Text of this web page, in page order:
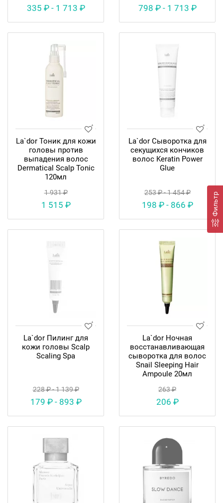
Фильтр
335 ₽ - 1 713 ₽ 798 ₽ - 1 713 ₽
La`dor Тоник для кожи
головы против
выпадения волос
Dermatical Scalp Tonic
120мл
1 931 ₽
1 515 ₽
La`dor Сыворотка для
секущихся кончиков
волос Keratin Power
Glue
253 ₽ - 1 454 ₽
198 ₽ - 866 ₽
La`dor Пилинг для
кожи головы Scalp
Scaling Spa
228 ₽ - 1 139 ₽
179 ₽ - 893 ₽
La`dor Ночная
восстанавливающая
сыворотка для волос
Snail Sleeping Hair
Ampoule 20мл
263 ₽
206 ₽